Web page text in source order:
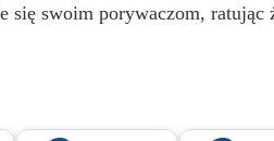
się swoim porywaczom,